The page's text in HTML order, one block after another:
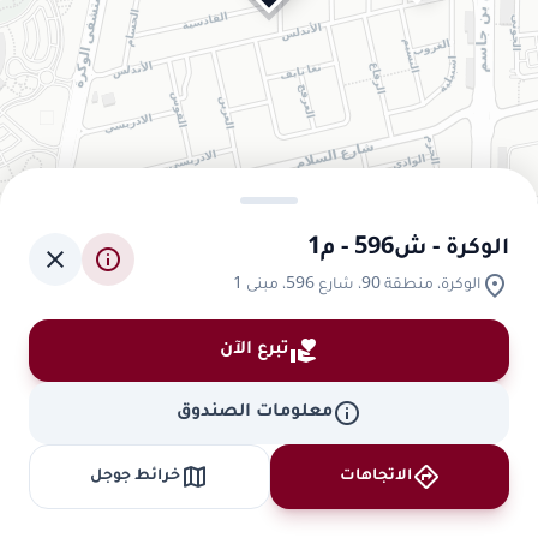
الوكرة - ش596 - م1
location_on الوكرة، منطقة 90، شارع 596، مبنى 1
info
close
volunteer_activismتبرع الآن
infoمعلومات الصندوق
directions الاتجاهات map خرائط جوجل